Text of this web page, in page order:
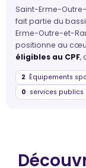
Saint-Erme-
fait partie du
Erme-Outre-et-
positionne au
éligibles au CPF,
2 Équipements
0 services publics